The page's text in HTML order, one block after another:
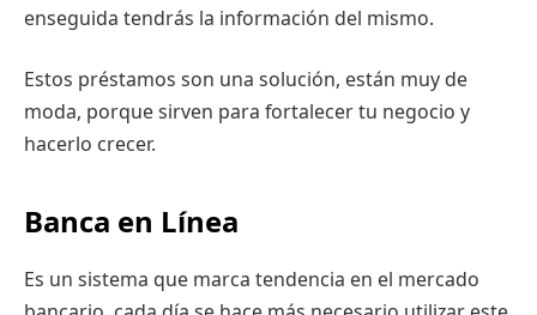
enseguida tendrás la información del mismo.
Estos préstamos son una solución, están muy de
moda, porque sirven para fortalecer tu negocio y
hacerlo crecer.
Banca en Línea
Es un sistema que marca tendencia en el mercado